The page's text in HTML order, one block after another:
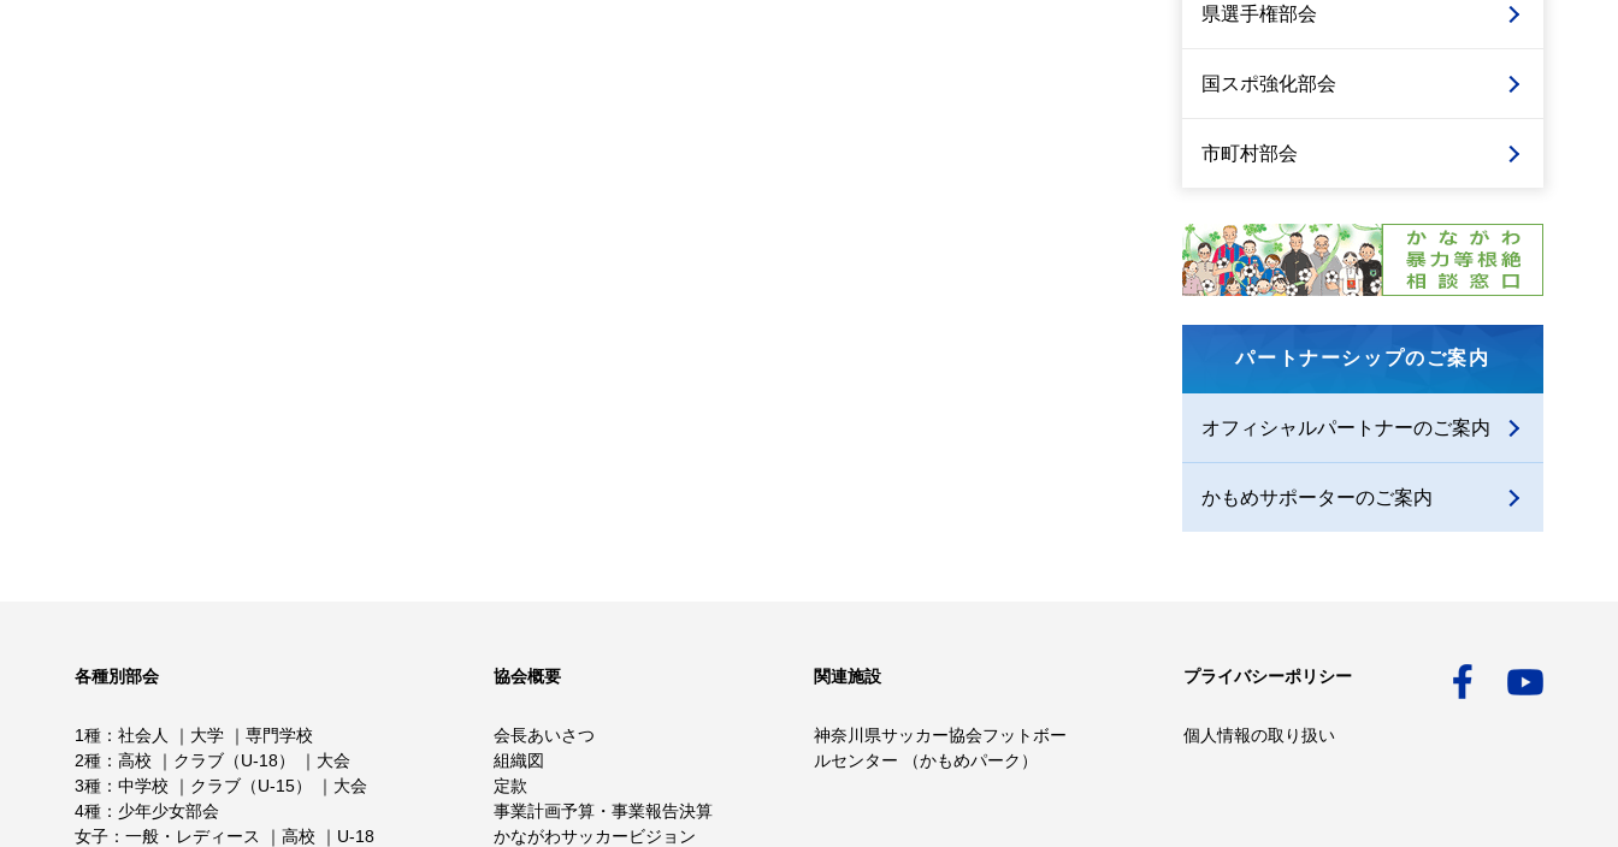
県選手権部会
国スポ強化部会
市町村部会
パートナーシップのご案内
オフィシャルパートナーのご案内
かもめサポーターのご案内
各種別部会
1種 社会人 大学
専門学校
2種
高校 クラブ（U-18）
大会
3種
中学校 クラブ（U-15）
大会
4種
少年少女部会
女子
一般・レディース 高校 U-18
協会概要
会長あいさつ
組織図
定款
事業計画予算・事業報告決算
かながわサッカービジョン
関連施設
神奈川県サッカー協会フットボー
ルセンター （かもめパーク）
プライバシーポリシー
個人情報の取り扱い